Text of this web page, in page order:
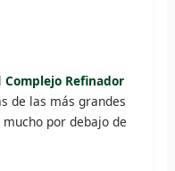
Complejo Refinador
de las más grandes
por debajo de